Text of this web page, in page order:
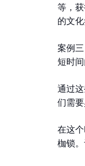
等，
的文
案例
短时
通过
们需
在这
枷锁